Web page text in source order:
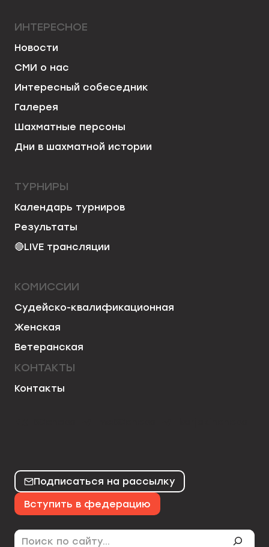
ИНТЕРЕСНОЕ
Новости
СМИ о нас
Интересный собеседник
Галерея
Шахматные персоны
Дни в шахматной истории
ТУРНИРЫ
Календарь турниров
Результаты
🔴LIVE трансляции
КОМИССИИ
Судейско-квалификационная
Женская
Ветеранская
КОНТАКТЫ
Контакты
Подписаться на рассылку
Вступить в федерацию
Поиск